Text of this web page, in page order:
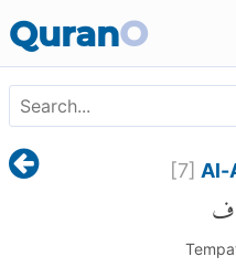
QuranO
[7] Al-